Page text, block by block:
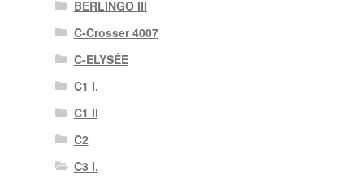
BERLINGO III
C-Crosser 4007
C-ELYSÉE
C1 I.
C1 II
C2
C3 I.